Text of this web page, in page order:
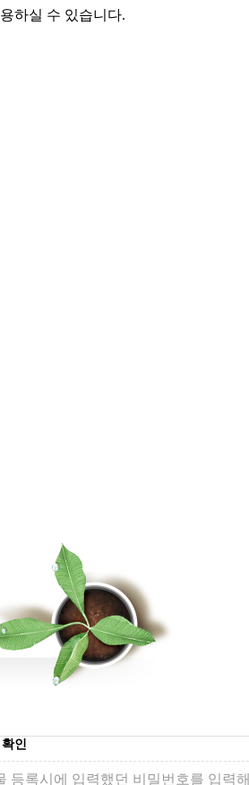
하실 수 있습니다.
인
등록시에 입력했던 비밀번호를 입력해